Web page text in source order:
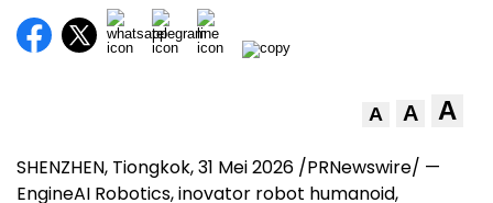
A A A
SHENZHEN, Tiongkok, 31 Mei 2026 /PRNewswire/ —
EngineAI Robotics, inovator robot humanoid,